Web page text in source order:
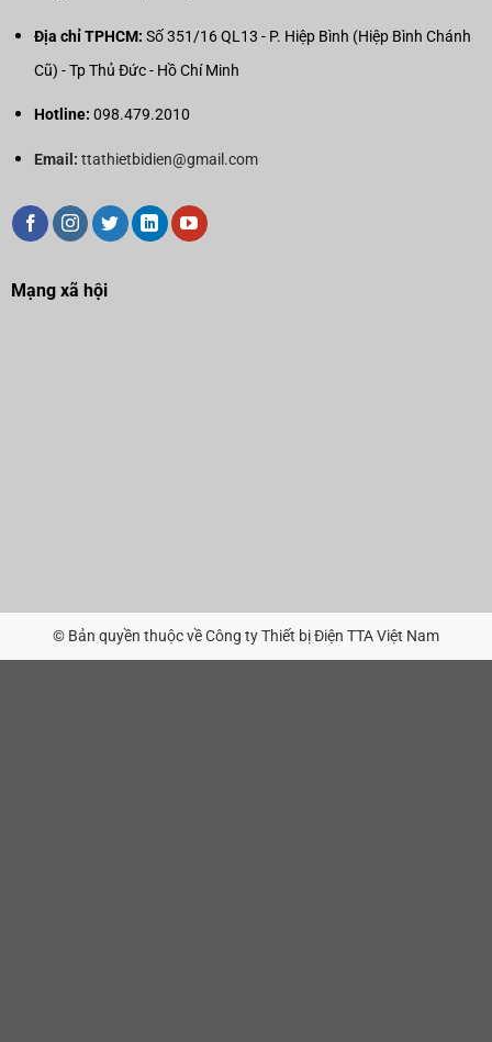
Địa chỉ TPHCM: Số 351/16 QL13 - P. Hiệp Bình (Hiệp Bình Chánh
Cũ) - Tp Thủ Đức - Hồ Chí Minh
Hotline: 098.479.2010
Email: ttathietbidien@gmail.com
Mạng xã hội
© Bản quyền thuộc về Công ty Thiết bị Điện TTA Việt Nam